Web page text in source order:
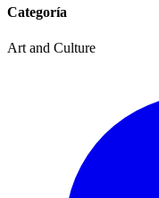
Categoría
Art and Culture